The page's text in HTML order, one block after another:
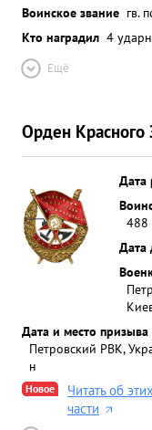
Воинское звание гв.
Кто наградил 4
Ещё
Орден Красного
Дата
488
Дата
Дата и место призыва
Петровский РВК,
н
Новое
Читать об
части